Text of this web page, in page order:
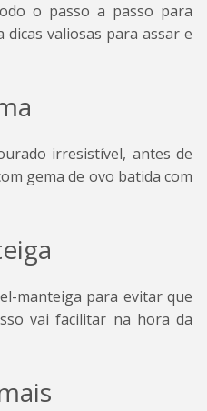
o passo a passo para
valiosas para assar e
irresistível, antes de
gema de ovo batida com
manteiga para evitar que
vai facilitar na hora da